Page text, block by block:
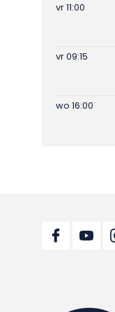
vr 11:00
vr 09:15
wo 16:00